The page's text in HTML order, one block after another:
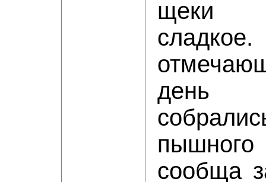
щеки
день
сообща